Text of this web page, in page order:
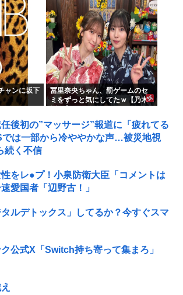
ャンに坂下
冨里奈央ちゃん、罰ゲームのセ
ミをずっと気にしてたｗ【乃木
任後初の”マッサージ”報道に「疲れてる
では一部から冷ややかな声…被災地視
続く不信
をレ●プ！小泉防衛大臣「コメントは
愛国者「辺野古！」
ルデトックス」してるか？今すぐスマ
公式X「Switch持ち寄って集まろ」